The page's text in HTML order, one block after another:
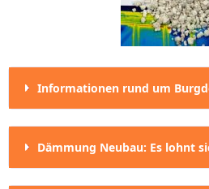
Informationen rund um
Dämmung Neubau: Es lohnt